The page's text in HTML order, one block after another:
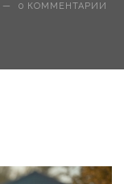
— 0 КОММЕНТАРИИ